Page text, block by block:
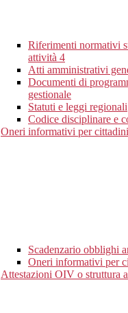
Riferimenti normativi
attività 4
Atti amministrativi
Documenti di
gestionale
Statuti e leggi regionali
Codice disciplinare e
Oneri informativi per
Scadenzario obblighi
Oneri informativi per
Attestazioni OIV o struttura